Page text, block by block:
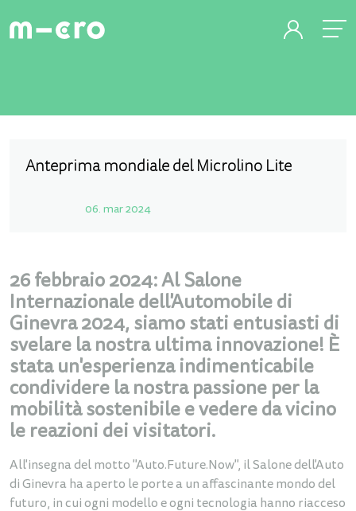
Anteprima mondiale del Microlino Lite
06. mar 2024
26 febbraio 2024: Al Salone
Internazionale dell'Automobile di
Ginevra 2024, siamo stati entusiasti di
svelare la nostra ultima innovazione! È
stata un'esperienza indimenticabile
condividere la nostra passione per la
mobilità sostenibile e vedere da vicino
le reazioni dei visitatori.
All'insegna del motto "Auto.Future.Now", il Salone dell'Auto
di Ginevra ha aperto le porte a un affascinante mondo del
futuro, in cui ogni modello e ogni tecnologia hanno riacceso